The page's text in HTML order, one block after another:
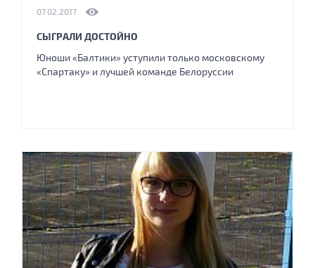
07.02.2017
СЫГРАЛИ ДОСТОЙНО
Юноши «Балтики» уступили только московскому
«Спартаку» и лучшей команде Белоруссии